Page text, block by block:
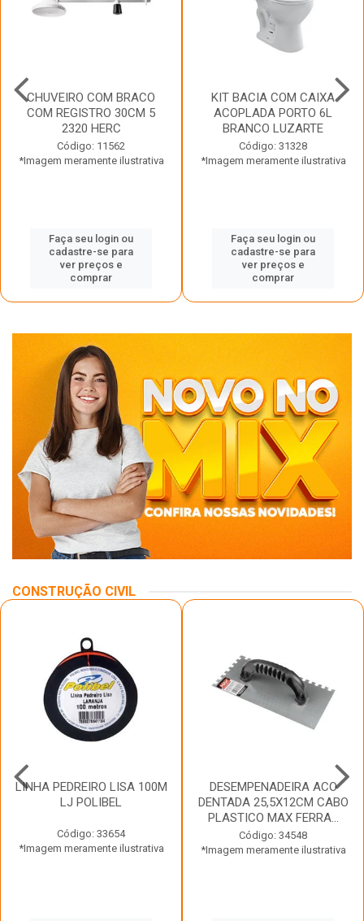
CHUVEIRO COM BRACO
COM REGISTRO 30CM 5
2320 HERC
Código: 11562
*Imagem meramente ilustrativa
Faça seu login ou
cadastre-se para
ver preços e
comprar
KIT BACIA COM CAIXA
ACOPLADA PORTO 6L
BRANCO LUZARTE
Código: 31328
*Imagem meramente ilustrativa
Faça seu login ou
cadastre-se para
ver preços e
comprar
CONSTRUÇÃO CIVIL
LINHA PEDREIRO LISA 100M
LJ POLIBEL
Código: 33654
*Imagem meramente ilustrativa
DESEMPENADEIRA ACO
DENTADA 25,5X12CM CABO
PLASTICO MAX FERRA...
Código: 34548
*Imagem meramente ilustrativa